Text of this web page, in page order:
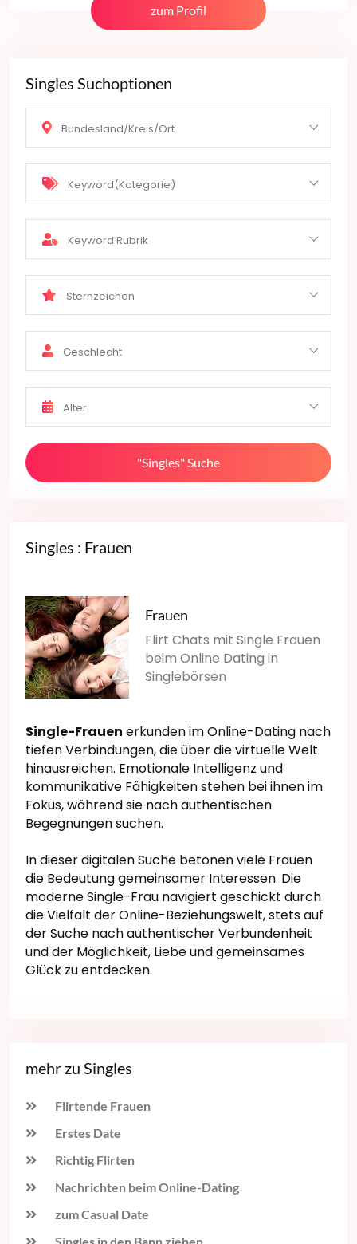
zum Profil
Singles Suchoptionen
Bundesland/Kreis/Ort
Keyword(Kategorie)
Keyword Rubrik
Sternzeichen
Geschlecht
Alter
"Singles" Suche
Singles : Frauen
Frauen
Flirt Chats mit Single Frauen
beim Online Dating in
Singlebörsen
Single-Frauen erkunden im Online-Dating nach
tiefen Verbindungen, die über die virtuelle Welt
hinausreichen. Emotionale Intelligenz und
kommunikative Fähigkeiten stehen bei ihnen im
Fokus, während sie nach authentischen
Begegnungen suchen.
In dieser digitalen Suche betonen viele Frauen
die Bedeutung gemeinsamer Interessen. Die
moderne Single-Frau navigiert geschickt durch
die Vielfalt der Online-Beziehungswelt, stets auf
der Suche nach authentischer Verbundenheit
und der Möglichkeit, Liebe und gemeinsames
Glück zu entdecken.
mehr zu Singles
Flirtende Frauen
Erstes Date
Richtig Flirten
Nachrichten beim Online-Dating
zum Casual Date